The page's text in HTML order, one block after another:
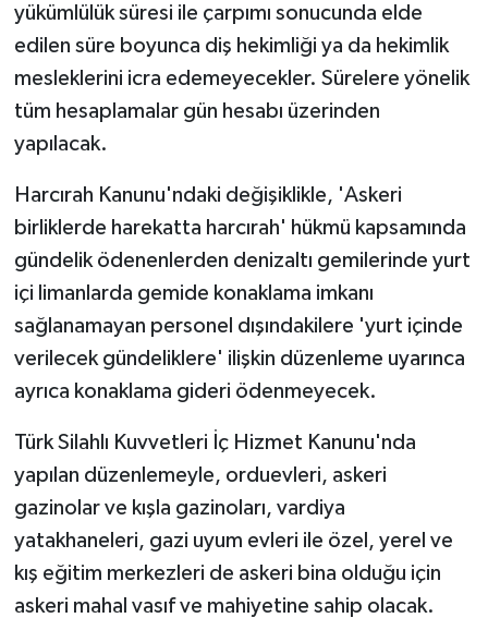
yükümlülük süresi ile çarpımı sonucunda elde
edilen süre boyunca diş hekimliği ya da hekimlik
mesleklerini icra edemeyecekler. Sürelere yönelik
tüm hesaplamalar gün hesabı üzerinden
yapılacak.
Harcırah Kanunu'ndaki değişiklikle, 'Askeri
birliklerde harekatta harcırah' hükmü kapsamında
gündelik ödenenlerden denizaltı gemilerinde yurt
içi limanlarda gemide konaklama imkanı
sağlanamayan personel dışındakilere 'yurt içinde
verilecek gündeliklere' ilişkin düzenleme uyarınca
ayrıca konaklama gideri ödenmeyecek.
Türk Silahlı Kuvvetleri İç Hizmet Kanunu'nda
yapılan düzenlemeyle, orduevleri, askeri
gazinolar ve kışla gazinoları, vardiya
yatakhaneleri, gazi uyum evleri ile özel, yerel ve
kış eğitim merkezleri de askeri bina olduğu için
askeri mahal vasıf ve mahiyetine sahip olacak.